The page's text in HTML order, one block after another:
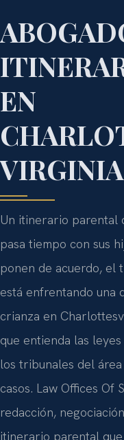
EN
VIRGINIA
Un itinerario parental
pasa tiempo con sus
ponen de acuerdo, el
está enfrentando una
crianza en
que entienda las
los tribunales del
casos. Law Offices Of
redacción,
itinerario parental